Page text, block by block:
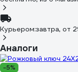
Курьером:завтра, от
Аналоги
-5%